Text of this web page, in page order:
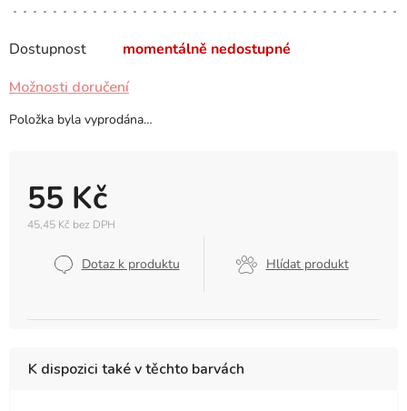
Dostupnost momentálně nedostupné
55 Kč
45,45 Kč bez DPH
Dotaz k produktu Hlídat produkt
Možnosti doručení
Položka byla vyprodána…
K dispozici také v těchto barvách